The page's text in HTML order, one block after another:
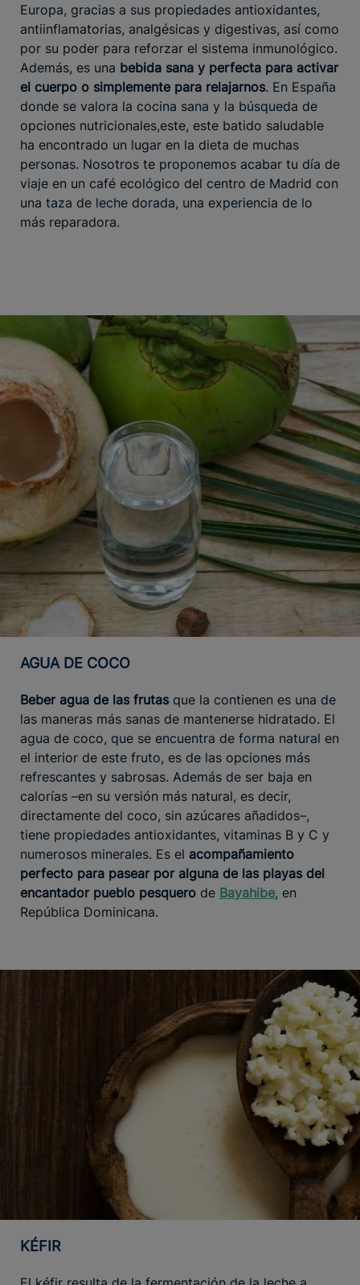
Europa, gracias a sus propiedades antioxidantes,
antiinflamatorias, analgésicas y digestivas, así como
por su poder para reforzar el sistema inmunológico.
Además, es una bebida sana y perfecta para activar
el cuerpo o simplemente para relajarnos. En España
donde se valora la cocina sana y la búsqueda de
opciones nutricionales,este, este batido saludable
ha encontrado un lugar en la dieta de muchas
personas. Nosotros te proponemos acabar tu día de
viaje en un café ecológico del centro de Madrid con
una taza de leche dorada, una experiencia de lo
más reparadora.
AGUA DE COCO
Beber agua de las frutas que la contienen es una de
las maneras más sanas de mantenerse hidratado. El
agua de coco, que se encuentra de forma natural en
el interior de este fruto, es de las opciones más
refrescantes y sabrosas. Además de ser baja en
calorías –en su versión más natural, es decir,
directamente del coco, sin azúcares añadidos–,
tiene propiedades antioxidantes, vitaminas B y C y
numerosos minerales. Es el acompañamiento
perfecto para pasear por alguna de las playas del
encantador pueblo pesquero de Bayahibe, en
República Dominicana.
KÉFIR